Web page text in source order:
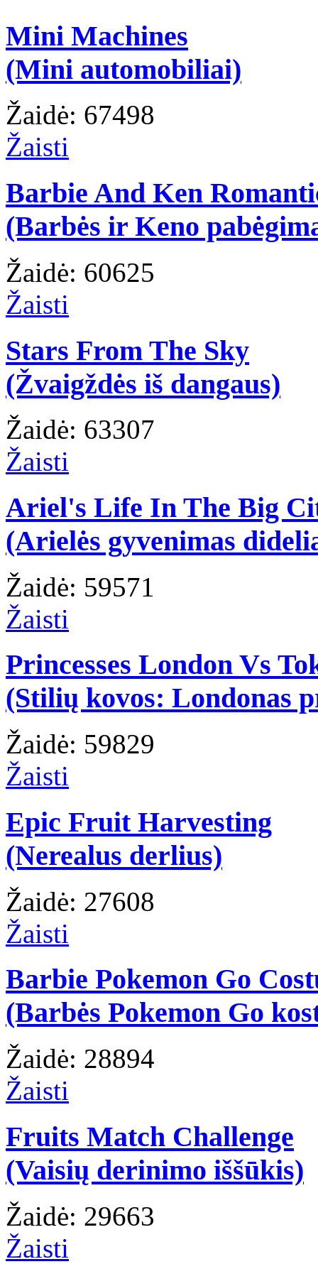
Mini Machines
(Mini automobiliai)
Žaidė: 67498
Žaisti
Barbie And Ken
(Barbės ir Keno
Žaidė: 60625
Žaisti
Stars From The Sky
(Žvaigždės iš dangaus)
Žaidė: 63307
Žaisti
Ariel's Life In The Big
(Arielės gyvenimas
Žaidė: 59571
Žaisti
Princesses London Vs
(Stilių kovos: Londonas
Žaidė: 59829
Žaisti
Epic Fruit Harvesting
(Nerealus derlius)
Žaidė: 27608
Žaisti
Barbie Pokemon Go
(Barbės Pokemon Go
Žaidė: 28894
Žaisti
Fruits Match Challenge
(Vaisių derinimo iššūkis)
Žaidė: 29663
Žaisti